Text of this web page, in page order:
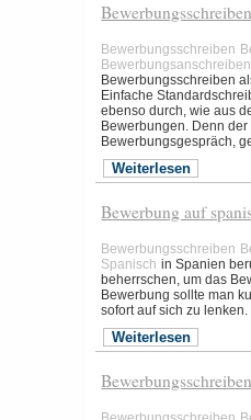
Bewerbungsschreiben
Bewerbungsschreiben
Einfache
ebenso durch, wie aus
Bewerbungen. Denn
Bewerbungsgespräch,
Weiterlesen
Bewerbung auf
Bewerbungsschreiben
Spanisch in Spanien
beherrschen, um das
Bewerbung sollte man
sofort auf sich zu lenken.
Weiterlesen